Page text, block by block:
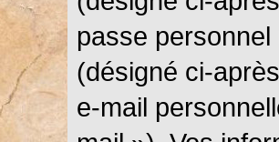
passe
(désigné ci-
e-mail